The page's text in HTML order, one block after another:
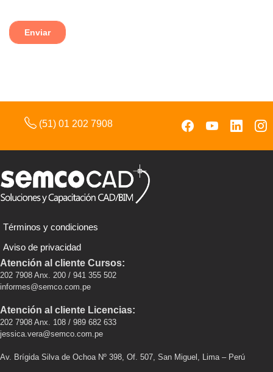
(51) 01 202 7908
Términos y condiciones
Aviso de privacidad
Atención al cliente Cursos:
202 7908 Anx. 200 / 941 355 502
informes@semco.com.pe
Atención al cliente Licencias:
202 7908 Anx. 108 / 989 682 633
jessica.vera@semco.com.pe
Av. Brígida Silva de Ochoa Nº 398, Of. 507, San Miguel, Lima – Perú